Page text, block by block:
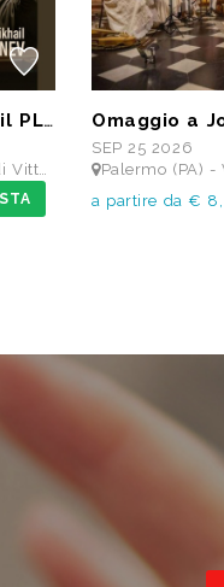
Maxim VENGEROV - Mikhail PLETNEV
Marsi
SEP 25 2026
Palermo (PA) - Via
a partire da €